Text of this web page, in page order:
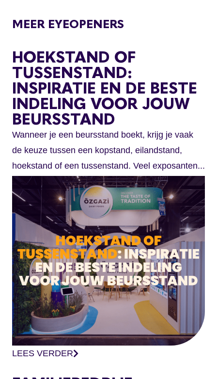
MEER EYEOPENERS
HOEKSTAND OF
TUSSENSTAND:
INSPIRATIE EN DE BESTE
INDELING VOOR JOUW
BEURSSTAND
Wanneer je een beursstand boekt, krijg je vaak
de keuze tussen een kopstand, eilandstand,
hoekstand of een tussenstand. Veel exposanten...
LEES VERDER